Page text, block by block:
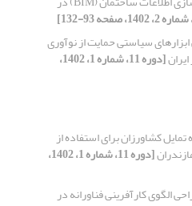
سیاستی حمایت از نوآوری
[دوره 11، شماره 1، 1402،
کشاورزان برای استفاده از
[دوره 11، شماره 1، 1402،
الگوی ‌کارآفرینی فناورانه در